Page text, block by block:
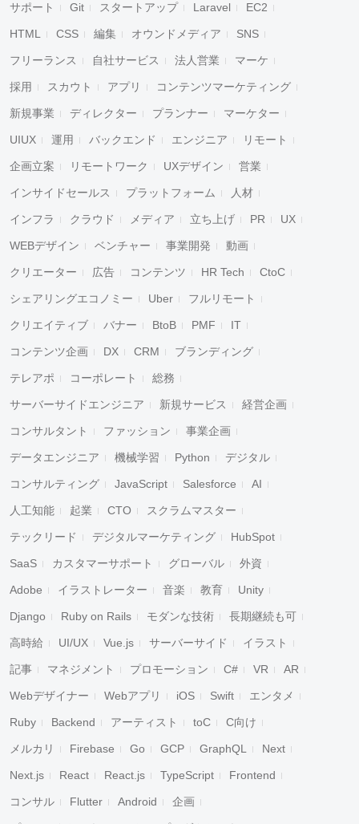
サポート Git スタートアップ Laravel EC2
HTML CSS 編集 オウンドメディア SNS
フリーランス 自社サービス 法人営業 マーケ
採用 スカウト アプリ コンテンツマーケティング
新規事業 ディレクター プランナー マーケター
UIUX 運用 バックエンド エンジニア リモート
企画立案 リモートワーク UXデザイン 営業
インサイドセールス プラットフォーム 人材
インフラ クラウド メディア 立ち上げ PR UX
WEBデザイン ベンチャー 事業開発 動画
クリエーター 広告 コンテンツ HR Tech CtoC
シェアリングエコノミー Uber フルリモート
クリエイティブ バナー BtoB PMF IT
コンテンツ企画 DX CRM ブランディング
テレアポ コーポレート 総務
サーバーサイドエンジニア 新規サービス 経営企画
コンサルタント ファッション 事業企画
データエンジニア 機械学習 Python デジタル
コンサルティング JavaScript Salesforce AI
人工知能 起業 CTO スクラムマスター
テックリード デジタルマーケティング HubSpot
SaaS カスタマーサポート グローバル 外資
Adobe イラストレーター 音楽 教育 Unity
Django Ruby on Rails モダンな技術 長期継続も可
高時給 UI/UX Vue.js サーバーサイド イラスト
記事 マネジメント プロモーション C# VR AR
Webデザイナー Webアプリ iOS Swift エンタメ
Ruby Backend アーティスト toC C向け
メルカリ Firebase Go GCP GraphQL Next
Next.js React React.js TypeScript Frontend
コンサル Flutter Android 企画